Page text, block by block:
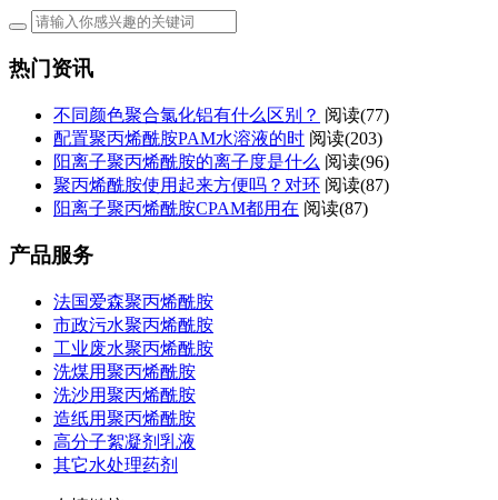
热门资讯
不同颜色聚合氯化铝有什么区别？ 阅读(77)
配置聚丙烯酰胺PAM水溶液的时 阅读(203)
阳离子聚丙烯酰胺的离子度是什么 阅读(96)
聚丙烯酰胺使用起来方便吗？对环 阅读(87)
阳离子聚丙烯酰胺CPAM都用在 阅读(87)
产品服务
法国爱森聚丙烯酰胺
市政污水聚丙烯酰胺
工业废水聚丙烯酰胺
洗煤用聚丙烯酰胺
洗沙用聚丙烯酰胺
造纸用聚丙烯酰胺
高分子絮凝剂乳液
其它水处理药剂